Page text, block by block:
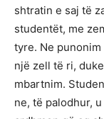
shtratin e saj të
studentët, me
tyre. Ne
një zell të ri,
mbartnim.
ne, të palodhur,